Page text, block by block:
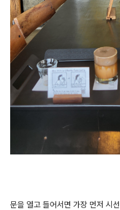
문을 열고 들어서면 가장 먼저 시